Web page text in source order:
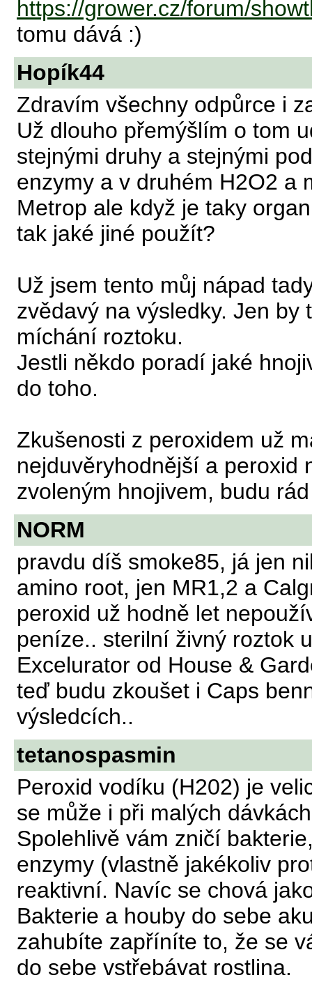
https://grower.cz/forum/
tomu dává :)
Hopík44
Zdravím všechny odpůrce i
Už dlouho přemýšlím o tom
stejnými druhy a stejnými
enzymy a v druhém H2O2 a
Metrop ale když je taky
tak jaké jiné použít?
Už jsem tento můj nápad
zvědavý na výsledky. Jen
míchání roztoku.
Jestli někdo poradí jaké
do toho.
Zkušenosti z peroxidem už
nejduvěryhodnější a peroxid
zvoleným hnojivem, budu
NORM
pravdu díš smoke85, já jen
amino root, jen MR1,2 a
peroxid už hodně let
peníze.. sterilní živný roztok
Excelurator od House &
teď budu zkoušet i Caps
výsledcích..
tetanospasmin
Peroxid vodíku (H202) je
se může i při malých
Spolehlivě vám zničí
enzymy (vlastně jakékoliv
reaktivní. Navíc se chová
Bakterie a houby do sebe
zahubíte zapříníte to, že se
do sebe vstřebávat rostlina.